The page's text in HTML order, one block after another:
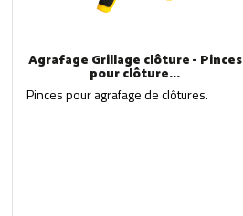
Agrafage Grillage clôture - Pinces
pour clôture...
Pinces pour agrafage de clôtures.